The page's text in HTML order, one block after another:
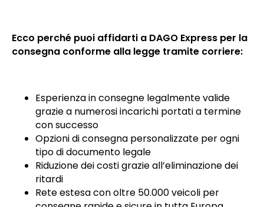
Ecco perché puoi affidarti a DAGO Express per la
consegna conforme alla legge tramite corriere:
Esperienza in consegne legalmente valide
grazie a numerosi incarichi portati a termine
con successo
Opzioni di consegna personalizzate per ogni
tipo di documento legale
Riduzione dei costi grazie all’eliminazione dei
ritardi
Rete estesa con oltre 50.000 veicoli per